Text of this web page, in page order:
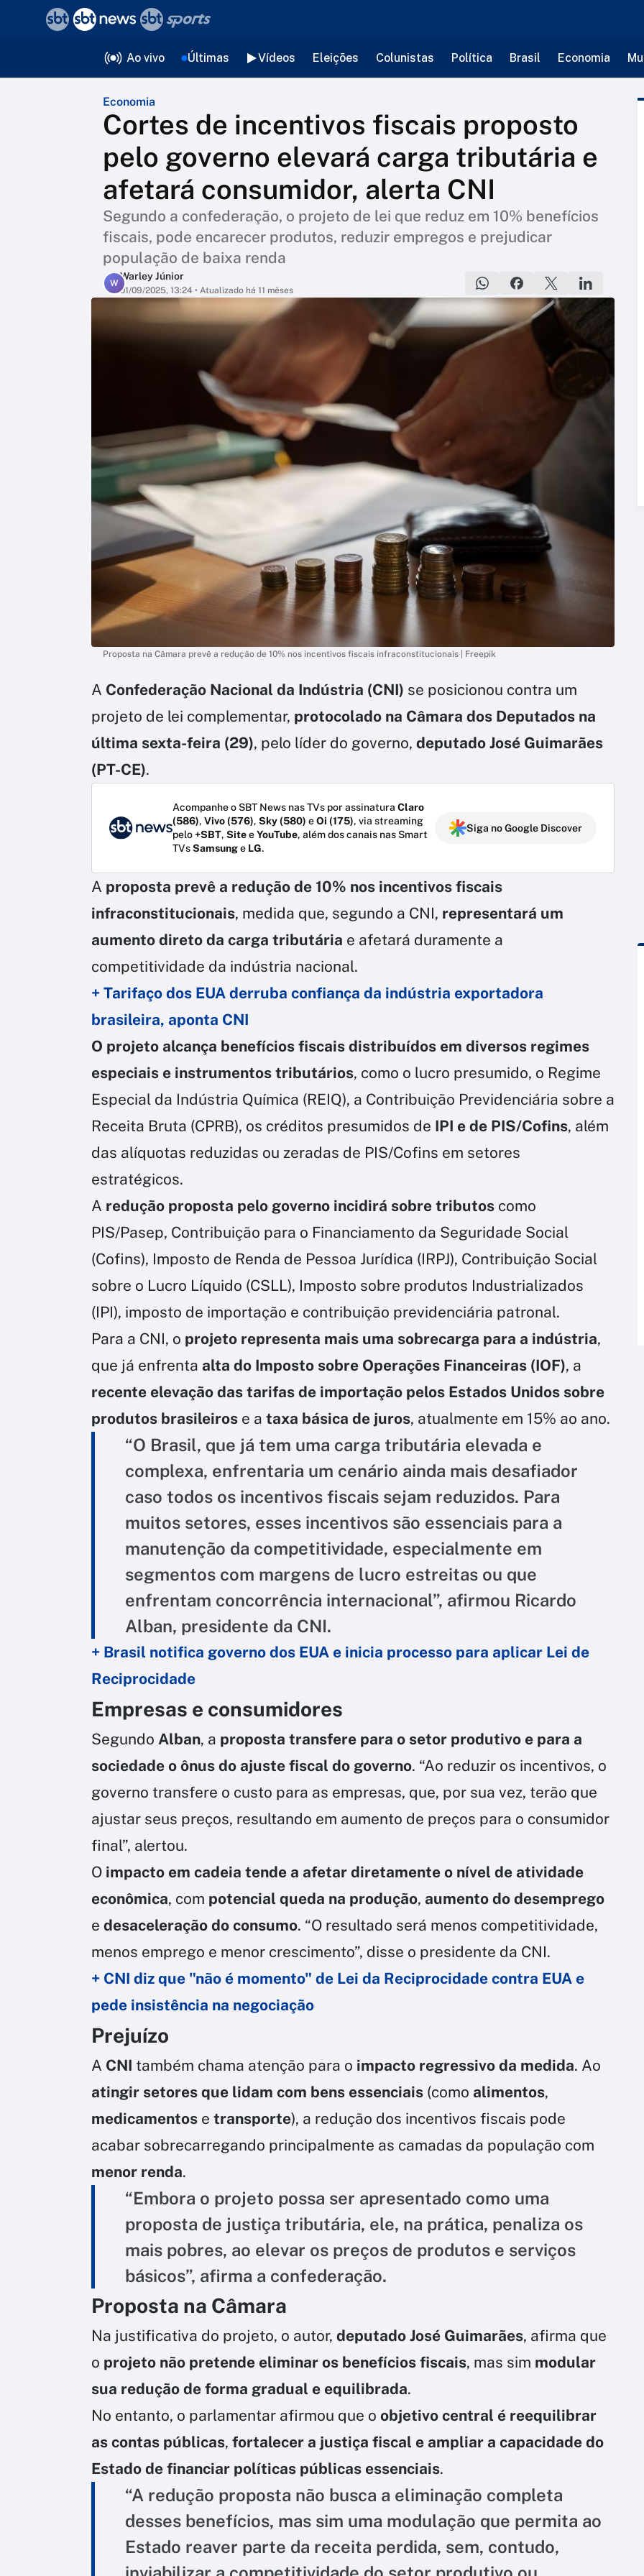
Ao vivo Últimas Vídeos Eleições Colunistas Política Brasil Economia
Economia
Cortes de incentivos fiscais proposto
pelo governo elevará carga tributária e
afetará consumidor, alerta CNI
Segundo a confederação, o projeto de lei que reduz em 10% benefícios
fiscais, pode encarecer produtos, reduzir empregos e prejudicar
população de baixa renda
W
Warley Júnior
01/09/2025, 13:24 • Atualizado há 11 mêses
Proposta na Câmara prevê a redução de 10% nos incentivos fiscais infraconstitucionais | Freepik
A Confederação Nacional da Indústria (CNI) se posicionou contra um
projeto de lei complementar, protocolado na Câmara dos Deputados na
última sexta-feira (29), pelo líder do governo, deputado José Guimarães
(PT-CE).
Acompanhe o SBT News nas TVs por assinatura Claro
(586), Vivo (576), Sky (580) eOi (175), via streaming
pelo+SBT, SiteeYouTube, além dos canais nas Smart
TVsSamsunge LG.
Siga no Google Discover
A proposta prevê a redução de 10% nos incentivos fiscais
infraconstitucionais, medida que, segundo a CNI, representará um
aumento direto da carga tributária e afetará duramente a
competitividade da indústria nacional.
+ Tarifaço dos EUA derruba confiança da indústria exportadora
brasileira, aponta CNI
O projeto alcança benefícios fiscais distribuídos em diversos regimes
especiais e instrumentos tributários, como o lucro presumido, o Regime
Especial da Indústria Química (REIQ), a Contribuição Previdenciária sobre a
Receita Bruta (CPRB), os créditos presumidos de IPI e de PIS/Cofins, além
das alíquotas reduzidas ou zeradas de PIS/Cofins em setores
estratégicos.
A redução proposta pelo governo incidirá sobre tributos como
PIS/Pasep, Contribuição para o Financiamento da Seguridade Social
(Cofins), Imposto de Renda de Pessoa Jurídica (IRPJ), Contribuição Social
sobre o Lucro Líquido (CSLL), Imposto sobre produtos Industrializados
(IPI), imposto de importação e contribuição previdenciária patronal.
Para a CNI, o projeto representa mais uma sobrecarga para a indústria,
que já enfrenta alta do Imposto sobre Operações Financeiras (IOF), a
recente elevação das tarifas de importação pelos Estados Unidos sobre
produtos brasileiros e a taxa básica de juros, atualmente em 15% ao ano.
“O Brasil, que já tem uma carga tributária elevada e
complexa, enfrentaria um cenário ainda mais desafiador
caso todos os incentivos fiscais sejam reduzidos. Para
muitos setores, esses incentivos são essenciais para a
manutenção da competitividade, especialmente em
segmentos com margens de lucro estreitas ou que
enfrentam concorrência internacional”, afirmou Ricardo
Alban, presidente da CNI.
+ Brasil notifica governo dos EUA e inicia processo para aplicar Lei de
Reciprocidade
Empresas e consumidores
Segundo Alban, a proposta transfere para o setor produtivo e para a
sociedade o ônus do ajuste fiscal do governo. “Ao reduzir os incentivos, o
governo transfere o custo para as empresas, que, por sua vez, terão que
ajustar seus preços, resultando em aumento de preços para o consumidor
final”, alertou.
O impacto em cadeia tende a afetar diretamente o nível de atividade
econômica, com potencial queda na produção, aumento do desemprego
e desaceleração do consumo. “O resultado será menos competitividade,
menos emprego e menor crescimento”, disse o presidente da CNI.
+ CNI diz que "não é momento" de Lei da Reciprocidade contra EUA e
pede insistência na negociação
Prejuízo
A CNI também chama atenção para o impacto regressivo da medida. Ao
atingir setores que lidam com bens essenciais (como alimentos,
medicamentos e transporte), a redução dos incentivos fiscais pode
acabar sobrecarregando principalmente as camadas da população com
menor renda.
“Embora o projeto possa ser apresentado como uma
proposta de justiça tributária, ele, na prática, penaliza os
mais pobres, ao elevar os preços de produtos e serviços
básicos”, afirma a confederação.
Proposta na Câmara
Na justificativa do projeto, o autor, deputado José Guimarães, afirma que
o projeto não pretende eliminar os benefícios fiscais, mas sim modular
sua redução de forma gradual e equilibrada.
No entanto, o parlamentar afirmou que o objetivo central é reequilibrar
as contas públicas, fortalecer a justiça fiscal e ampliar a capacidade do
Estado de financiar políticas públicas essenciais.
“A redução proposta não busca a eliminação completa
desses benefícios, mas sim uma modulação que permita ao
Estado reaver parte da receita perdida, sem, contudo,
voltar
Editorias